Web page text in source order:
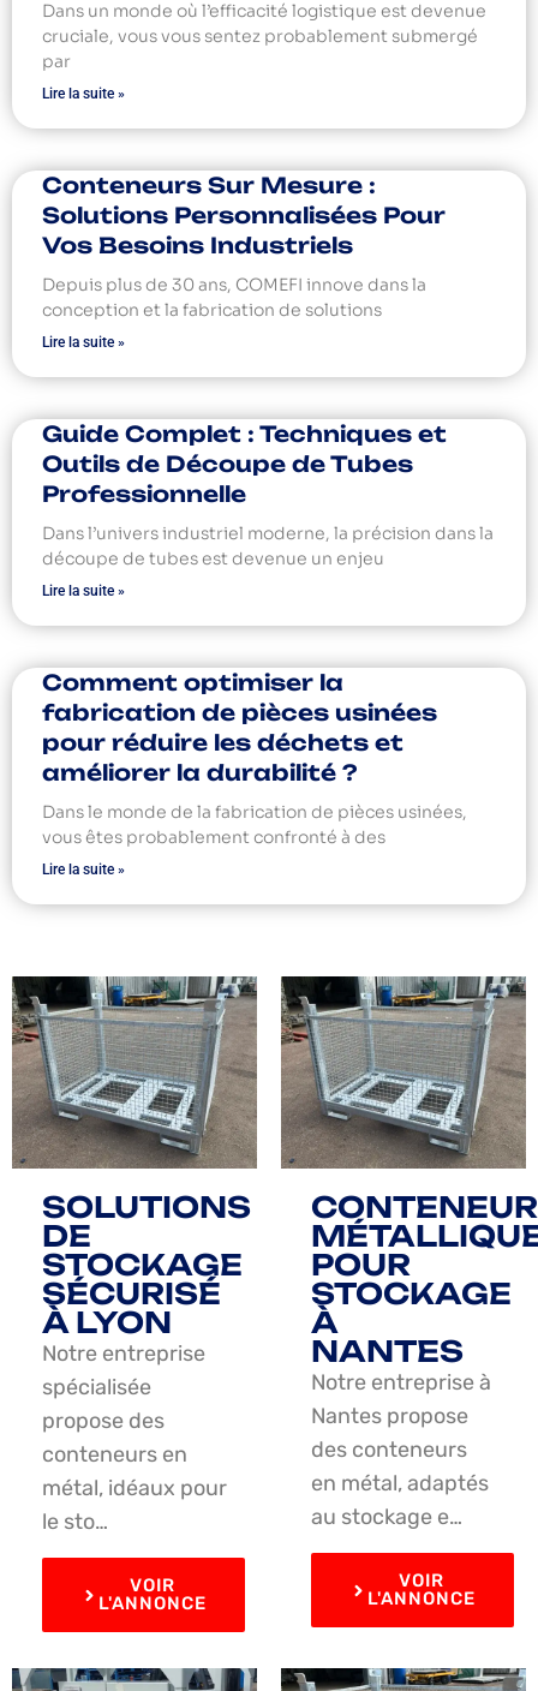
Dans un monde où l’efficacité logistique est devenue
cruciale, vous vous sentez probablement submergé
par
Lire la suite »
Conteneurs Sur Mesure :
Solutions Personnalisées Pour
Vos Besoins Industriels
Depuis plus de 30 ans, COMEFI innove dans la
conception et la fabrication de solutions
Lire la suite »
Guide Complet : Techniques et
Outils de Découpe de Tubes
Professionnelle
Dans l’univers industriel moderne, la précision dans la
découpe de tubes est devenue un enjeu
Lire la suite »
Comment optimiser la
fabrication de pièces usinées
pour réduire les déchets et
améliorer la durabilité ?
Dans le monde de la fabrication de pièces usinées,
vous êtes probablement confronté à des
Lire la suite »
SOLUTIONS
DE
STOCKAGE
SÉCURISÉ
À LYON
Notre entreprise
spécialisée
propose des
conteneurs en
métal, idéaux pour
le sto…
VOIR
L'ANNONCE
POUR
STOCKAGE
À
NANTES
Notre entreprise à
Nantes propose
des conteneurs
en métal, adaptés
au stockage e…
VOIR
L'ANNONCE